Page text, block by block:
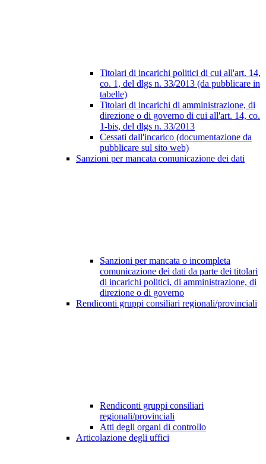
Titolari di incarichi politici di cui all'art. 14,
co. 1, del dlgs n. 33/2013 (da pubblicare in
tabelle)
Titolari di incarichi di amministrazione, di
direzione o di governo di cui all'art. 14, co.
1-bis, del dlgs n. 33/2013
Cessati dall'incarico (documentazione da
pubblicare sul sito web)
Sanzioni per mancata comunicazione dei dati
Sanzioni per mancata o incompleta
comunicazione dei dati da parte dei titolari
di incarichi politici, di amministrazione, di
direzione o di governo
Rendiconti gruppi consiliari regionali/provinciali
Rendiconti gruppi consiliari
regionali/provinciali
Atti degli organi di controllo
Articolazione degli uffici